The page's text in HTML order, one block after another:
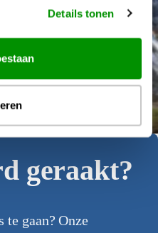
Details tonen
geraakt?
gaan? Onze